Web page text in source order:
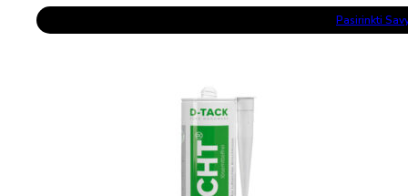
1,40 €.1,03 €.
Pasirinkti
This
Product
Has